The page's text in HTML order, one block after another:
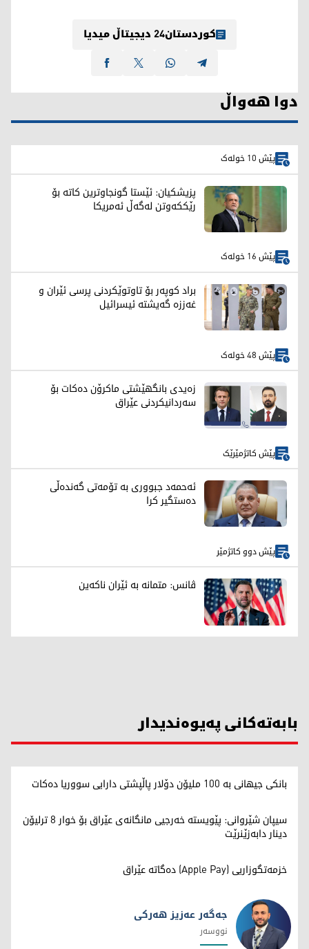
کوردستان24 دیجیتاڵ میدیا
دوا هەواڵ
پێش 10 خولەک
پزیشکیان: ئێستا گونجاوترین کاتە بۆ
رێککەوتن لەگەڵ ئەمریکا
پێش 16 خولەک
براد کوپەر بۆ تاوتوێکردنی پرسی ئێران و
غەززە گەیشتە ئیسرائیل
پێش 48 خولەک
زەیدی بانگهێشتی ماکرۆن دەکات بۆ
سەردانیکردنی عێراق
پێش کاتژمێرێک
ئەحمەد جبووری بە تۆمەتی گەندەڵی
دەستگیر کرا
پێش دوو کاتژمێر
ڤانس: متمانە بە ئێران ناکەین
بابەتەکانی پەیوەندیدار
بانکی جیهانی بە 100 ملیۆن دۆلار پاڵپشتی دارایی سووریا دەکات
سیپان شێروانی: پێویستە خەرجیی مانگانەی عێراق بۆ خوار 8 ترلیۆن
دینار دابەزێنرێت
خزمەتگوزاریی (Apple Pay) دەگاتە عێراق
جەگەر عەزیز هەرکی
نووسەر